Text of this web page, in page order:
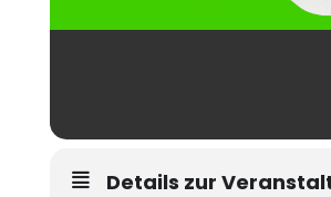
Details zur